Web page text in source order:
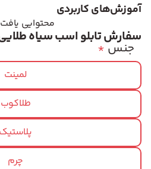
آموزش‌های کاربردی
محتوایی
سفارش تابلو اسب سیاه
*جنس
لمینت
طلاکوب
پلاستیک
چرم